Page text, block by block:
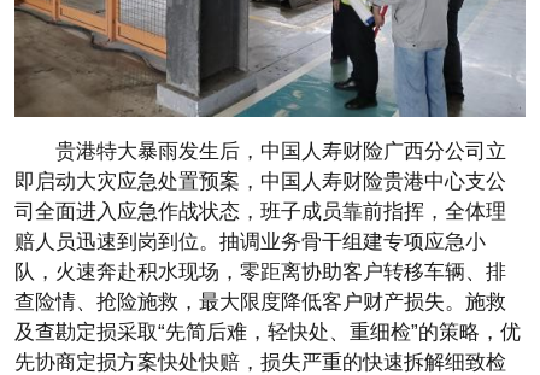
贵港特大暴雨发生后，中国人寿财险广西分公司立
即启动大灾应急处置预案，中国人寿财险贵港中心支公
司全面进入应急作战状态，班子成员靠前指挥，全体理
赔人员迅速到岗到位。抽调业务骨干组建专项应急小
队，火速奔赴积水现场，零距离协助客户转移车辆、排
查险情、抢险施救，最大限度降低客户财产损失。施救
及查勘定损采取“先简后难，轻快处、重细检”的策略，优
先协商定损方案快处快赔，损失严重的快速拆解细致检